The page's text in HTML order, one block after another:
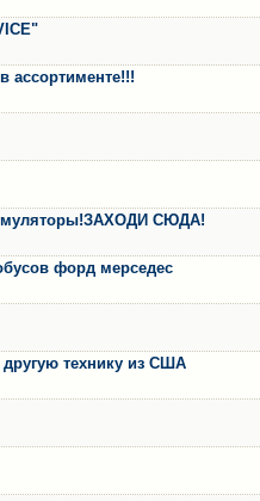
ассортименте!!!
СЮДА!
форд мерседес
технику из США